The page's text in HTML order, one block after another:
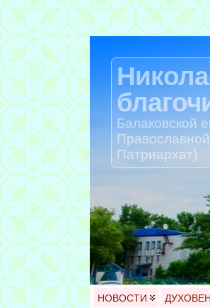
Балаковской
Патриархат)
НОВОСТИ